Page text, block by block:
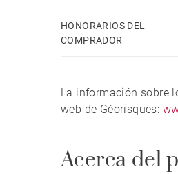
HONORARIOS DEL
COMPRADOR
La información sobre
web de Géorisques:
Acerca del